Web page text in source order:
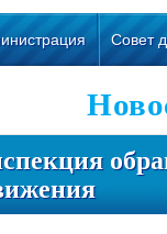
Совет